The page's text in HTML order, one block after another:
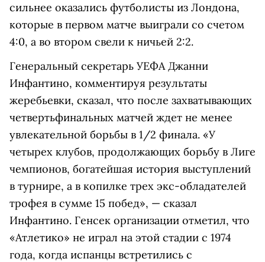
сильнее оказались футболисты из Лондона,
которые в первом матче выиграли со счетом
4:0, а во втором свели к ничьей 2:2.
Генеральный секретарь УЕФА Джанни
Инфантино, комментируя результаты
жеребьевки, сказал, что после захватывающих
четвертьфинальных матчей ждет не менее
увлекательной борьбы в 1/2 финала. «У
четырех клубов, продолжающих борьбу в Лиге
чемпионов, богатейшая история выступлений
в турнире, а в копилке трех экс-обладателей
трофея в сумме 15 побед», — сказал
Инфантино. Генсек организации отметил, что
«Атлетико» не играл на этой стадии с 1974
года, когда испанцы встретились с